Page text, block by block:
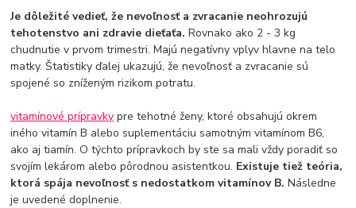
Je dôležité vedieť, že nevoľnosť a zvracanie neohrozujú
tehotenstvo ani zdravie dieťaťa.Rovnako ako 2 - 3 kg
chudnutie v prvom trimestri. Majú negatívny vplyv hlavne na telo
matky. Štatistiky ďalej ukazujú, že nevoľnosť a zvracanie sú
spojené so zníženým rizikom potratu.
vitamínové prípravky pre tehotné ženy, ktoré obsahujú okrem
iného vitamín B alebo suplementáciu samotným vitamínom B6,
ako aj tiamín. O týchto prípravkoch by ste sa mali vždy poradiť so
svojím lekárom alebo pôrodnou asistentkou. Existuje tiež teória,
ktorá spája nevoľnosť s nedostatkom vitamínov B.Následne
je uvedené doplnenie.